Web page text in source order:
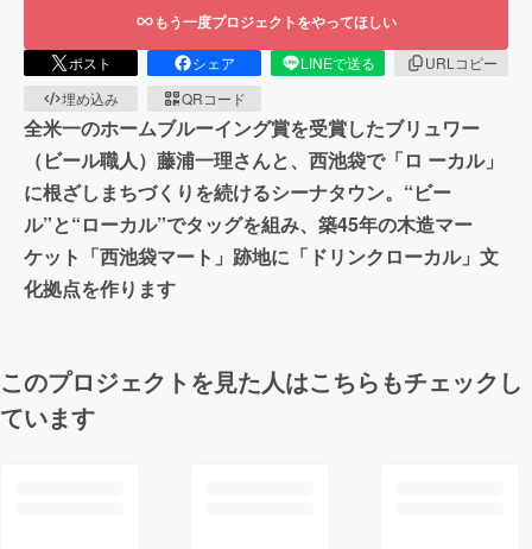
もう一度プロジェクトをやってほしい
ポスト シェア LINEで送る
URLコピー
埋め込み
QRコード
全米一のホームブルーイング賞を受賞したブリュワー
（ビール職人）藤浦一理さんと、西池袋で「ロ ーカル」
に根ざしまちづくりを続けるシーナタウン。“ビー
ル”と“ローカル”でタッグを組み、築45年の木造マー
ケット「西池袋マート」跡地に「ドリンクローカル」文
化拠点を作ります
このプロジェクトを見た人はこちらもチェックし
ています